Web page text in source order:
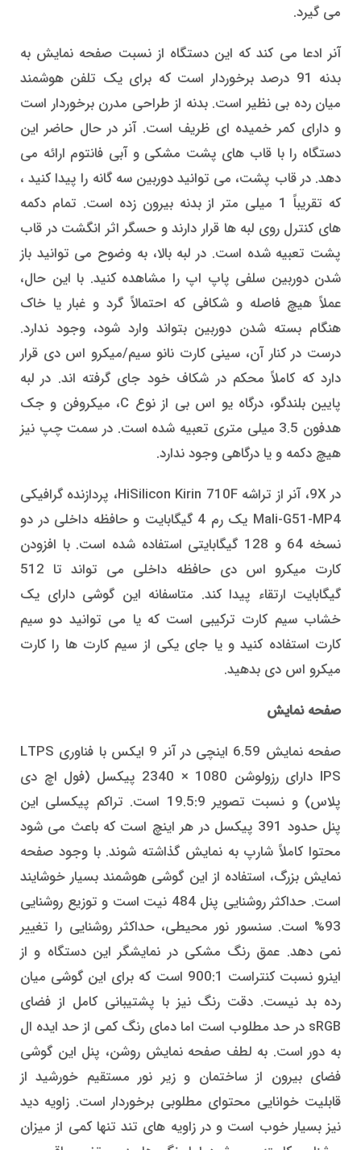
می گیرد.
آنر ادعا می کند که این دستگاه از نسبت صفحه نمایش به
بدنه 91 درصد برخوردار است که برای یک تلفن هوشمند
میان رده بی نظیر است. بدنه از طراحی مدرن برخوردار است
و دارای کمر خمیده ای ظریف است. آنر در حال حاضر این
دستگاه را با قاب های پشت مشکی و آبی فانتوم ارائه می
دهد. در قاب پشت، می توانید دوربین سه گانه را پیدا کنید ،
که تقریباً 1 میلی متر از بدنه بیرون زده است. تمام دکمه
های کنترل روی لبه ها قرار دارند و حسگر اثر انگشت در قاب
پشت تعبیه شده است. در لبه بالا، به وضوح می توانید باز
شدن دوربین سلفی پاپ اپ را مشاهده کنید. با این حال،
عملاً هیچ فاصله و شکافی که احتمالاً گرد و غبار یا خاک
هنگام بسته شدن دوربین بتواند وارد شود، وجود ندارد.
درست در کنار آن، سینی کارت نانو سیم/میکرو اس دی قرار
دارد که کاملاً محکم در شکاف خود جای گرفته اند. در لبه
پایین بلندگو، درگاه یو اس بی از نوع C، میکروفن و جک
هدفون 3.5 میلی متری تعبیه شده است. در سمت چپ نیز
هیچ دکمه و یا درگاهی وجود ندارد.
در 9X، آنر از تراشه HiSilicon Kirin 710F، پردازنده گرافیکی
Mali-G51-MP4 یک رم 4 گیگابایت و حافظه داخلی در دو
نسخه 64 و 128 گیگابایتی استفاده شده است. با افزودن
کارت میکرو اس دی حافظه داخلی می تواند تا 512
گیگابایت ارتقاء پیدا کند. متاسفانه این گوشی دارای یک
خشاب سیم کارت ترکیبی است که یا می توانید دو سیم
کارت استفاده کنید و یا جای یکی از سیم کارت ها را کارت
میکرو اس دی بدهید.
صفحه نمایش
صفحه نمایش 6.59 اینچی در آنر 9 ایکس با فناوری LTPS
IPS دارای رزولوشن 1080 × 2340 پیکسل (فول اچ دی
پلاس) و نسبت تصویر 19.5:9 است. تراکم پیکسلی این
پنل حدود 391 پیکسل در هر اینچ است که باعث می شود
محتوا کاملاً شارپ به نمایش گذاشته شوند. با وجود صفحه
نمایش بزرگ، استفاده از این گوشی هوشمند بسیار خوشایند
است. حداکثر روشنایی پنل 484 نیت است و توزیع روشنایی
93% است. سنسور نور محیطی، حداکثر روشنایی را تغییر
نمی دهد. عمق رنگ مشکی در نمایشگر این دستگاه و از
اینرو نسبت کنتراست 900:1 است که برای این گوشی میان
رده بد نیست. دقت رنگ نیز با پشتیبانی کامل از فضای
sRGB در حد مطلوب است اما دمای رنگ کمی از حد ایده ال
به دور است. به لطف صفحه نمایش روشن، پنل این گوشی
فضای بیرون از ساختمان و زیر نور مستقیم خورشید از
قابلیت خوانایی محتوای مطلوبی برخوردار است. زاویه دید
نیز بسیار خوب است و در زاویه های تند تنها کمی از میزان